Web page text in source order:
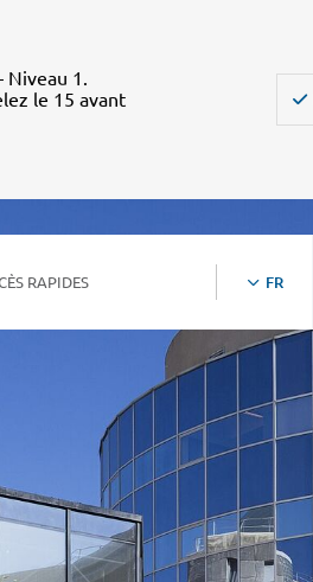
Niveau 1.
le 15 avant
RAPIDES FR